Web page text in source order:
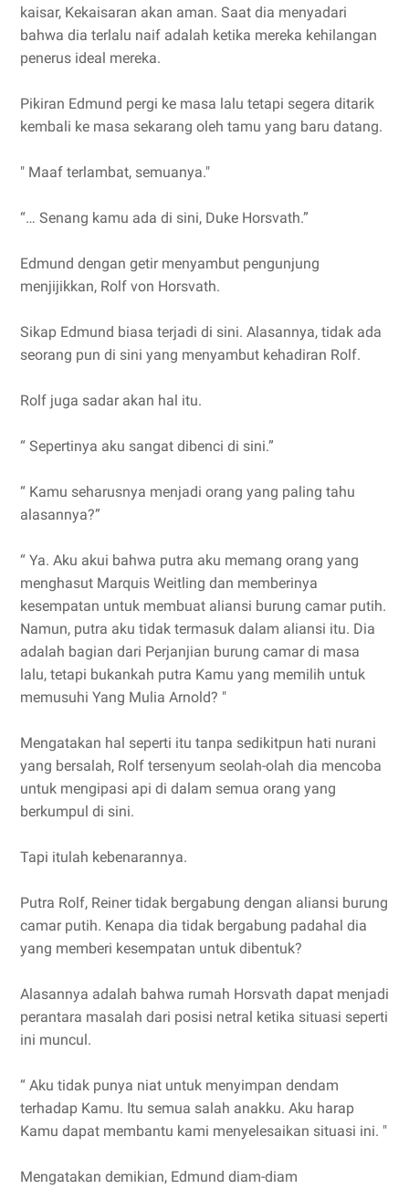
kaisar, Kekaisaran akan aman. Saat dia menyadari
bahwa dia terlalu naif adalah ketika mereka kehilangan
penerus ideal mereka.
Pikiran Edmund pergi ke masa lalu tetapi segera ditarik
kembali ke masa sekarang oleh tamu yang baru datang.
" Maaf terlambat, semuanya."
“… Senang kamu ada di sini, Duke Horsvath.”
Edmund dengan getir menyambut pengunjung
menjijikkan, Rolf von Horsvath.
Sikap Edmund biasa terjadi di sini. Alasannya, tidak ada
seorang pun di sini yang menyambut kehadiran Rolf.
Rolf juga sadar akan hal itu.
“ Sepertinya aku sangat dibenci di sini.”
“ Kamu seharusnya menjadi orang yang paling tahu
alasannya?”
“ Ya. Aku akui bahwa putra aku memang orang yang
menghasut Marquis Weitling dan memberinya
kesempatan untuk membuat aliansi burung camar putih.
Namun, putra aku tidak termasuk dalam aliansi itu. Dia
adalah bagian dari Perjanjian burung camar di masa
lalu, tetapi bukankah putra Kamu yang memilih untuk
memusuhi Yang Mulia Arnold? "
Mengatakan hal seperti itu tanpa sedikitpun hati nurani
yang bersalah, Rolf tersenyum seolah-olah dia mencoba
untuk mengipasi api di dalam semua orang yang
berkumpul di sini.
Tapi itulah kebenarannya.
Putra Rolf, Reiner tidak bergabung dengan aliansi burung
camar putih. Kenapa dia tidak bergabung padahal dia
yang memberi kesempatan untuk dibentuk?
Alasannya adalah bahwa rumah Horsvath dapat menjadi
perantara masalah dari posisi netral ketika situasi seperti
ini muncul.
“ Aku tidak punya niat untuk menyimpan dendam
terhadap Kamu. Itu semua salah anakku. Aku harap
Kamu dapat membantu kami menyelesaikan situasi ini. "
Mengatakan demikian, Edmund diam-diam